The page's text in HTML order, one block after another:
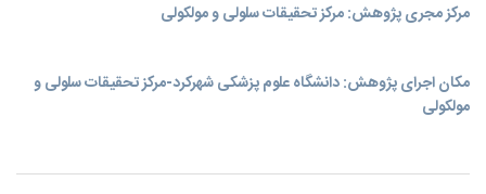
مرکز مجری پژوهش: مرکز تحقیقات سلولی و مولکولی
مکان اجرای پژوهش: دانشگاه علوم پزشکی شهرکرد-مرکز تحقیقات سلولی و
مولکولی